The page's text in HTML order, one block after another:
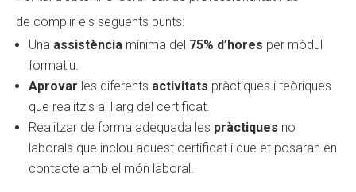
de complir els següents punts:
Una assistència mínima del 75% d’hores per mòdul
formatiu.
Aprovar les diferents activitats pràctiques i teòriques
que realitzis al llarg del certificat.
Realitzar de forma adequada les pràctiques no
laborals que inclou aquest certificat i que et posaran en
contacte amb el món laboral.